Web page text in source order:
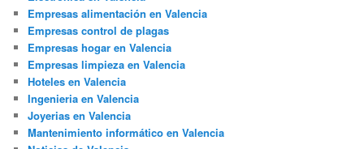
Empresas alimentación en Valencia
Empresas control de plagas
Empresas hogar en Valencia
Empresas limpieza en Valencia
Hoteles en Valencia
Ingenieria en Valencia
Joyerias en Valencia
Mantenimiento informático en Valencia